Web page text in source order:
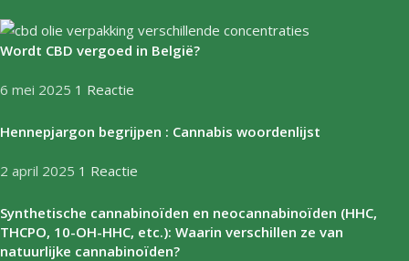
Wordt CBD vergoed in België?
6 mei 2025 1 Reactie
Hennepjargon begrijpen : Cannabis woordenlijst
2 april 2025 1 Reactie
Synthetische cannabinoïden en neocannabinoïden (HHC,
THCPO, 10-OH-HHC, etc.): Waarin verschillen ze van
natuurlijke cannabinoïden?